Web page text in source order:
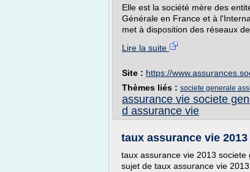
Elle est la société mère des
Générale en France et à
met à disposition des réseaux
Lire la suite
Site : https://
Thèmes liés : societe generale
assurance vie societe
d assurance vie
taux assurance vie
taux assurance vie 2013
sujet de taux assurance vie